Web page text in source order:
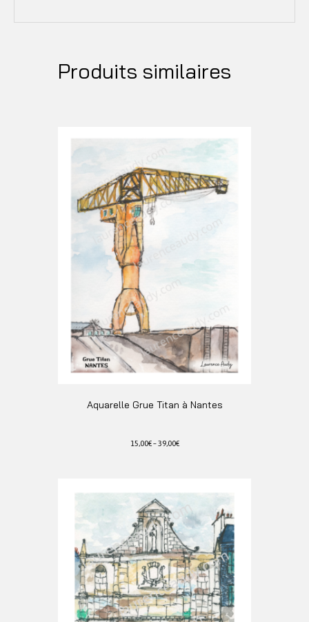
Produits similaires
Aquarelle Grue Titan à Nantes
15,00€–39,00€
plusieurs
variations.
Les
options
peuvent
être
choisies
sur
la